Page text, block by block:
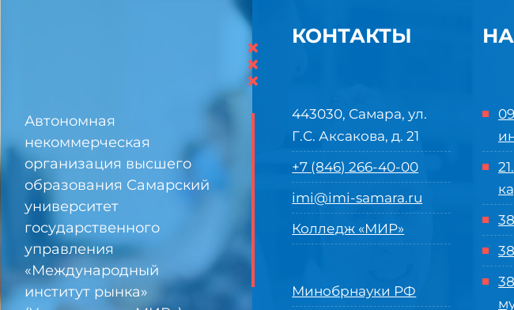
Автономная
некоммерческая
организация высшего
образования Самарский
университет
государственного
управления
«Международный
институт рынка»
×
×
×
КОНТАКТЫ
443030, Самара, ул.
Г.С. Аксакова, д. 21
+7 (846) 266-40-00
imi@imi-samara.ru
Колледж «МИР»
Минобрнауки РФ